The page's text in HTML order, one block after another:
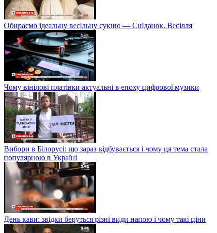
Обираємо ідеальну весільну сукню — Сніданок. Весілля
Чому вінілові платівки актуальні в епоху цифрової музики
Вибори в Білорусі: що зараз відбувається і чому ця тема стала
популярною в Україні
День кави: звідки беруться різні види напою і чому такі ціни